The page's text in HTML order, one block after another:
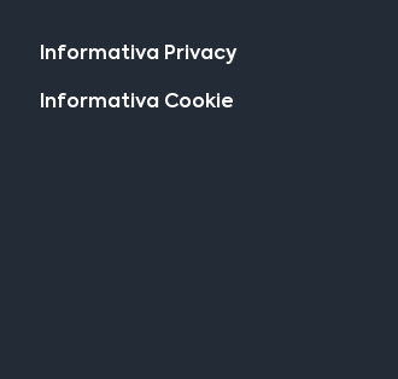
Informativa Privacy
Informativa Cookie